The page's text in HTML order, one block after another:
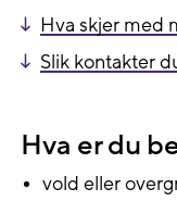
Hva skjer med
Slik kontakter
Hva er du
vold eller